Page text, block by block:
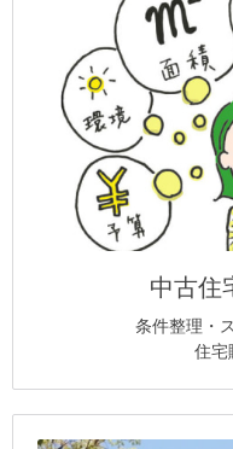
中古住
条件整理・
住宅